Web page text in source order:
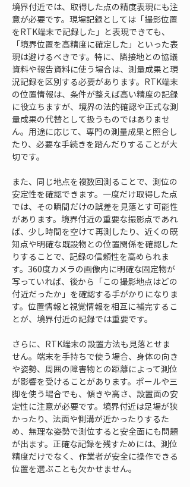
境界付近では、取得した点の精度表現にも注
意が必要です。現場記録としては「撮影位置
をRTK端末で記録した」と表現できても、
「境界位置を高精度に確定した」といった表
現は避けるべきです。特に、隣接地との協議
資料や報告資料に使う場合は、測量成果と現
況記録を区別する必要があります。RTK端末
の位置情報は、条件が整えば高い精度の記録
に役立ちますが、境界の法的確認や正式な測
量成果の代替として扱うものではありませ
ん。用途に応じて、専門の測量成果と照合し
たり、必要な手続きを踏んだりすることが大
切です。
また、同じ地点を複数回測ることで、測位の
安定性を確認できます。一度だけ取得した点
では、その瞬間だけの誤差を見落とす可能性
があります。境界付近の重要な撮影点であれ
ば、少し時間を空けて再測したり、近くの既
知点や明確な既設物との位置関係を確認した
りすることで、記録の信頼性を高められま
す。360度カメラの画像内に明確な固定物が
写っていれば、後から「この撮影地点はどの
付近だったか」を確認する手がかりになりま
す。位置情報と視覚情報を相互に補完するこ
とが、境界付近の記録では重要です。
さらに、RTK端末の設置方法も見落とせま
せん。端末を手持ちで使う場合、身体の向き
や姿勢、周囲の障害物との距離によって測位
が影響を受けることがあります。ポールや三
脚を使う場合でも、傾きや高さ、設置面の安
定性に注意が必要です。境界付近は足場が狭
かったり、法面や側溝が近かったりするた
め、無理な姿勢で測位すると安全面にも問題
が出ます。正確な記録を残すためには、測位
精度だけでなく、作業者が安全に操作できる
位置を選ぶことも欠かせません。